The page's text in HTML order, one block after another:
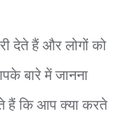
देते हैं और लोगों को
बारे में जानना
हैं कि आप क्या करते